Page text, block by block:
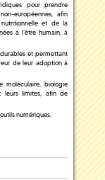
pour prendre
européennes, afin
et de la
à l’être humain, à
et permettant
de leur adoption à
moléculaire, biologie
leurs limites, afin de
numériques.